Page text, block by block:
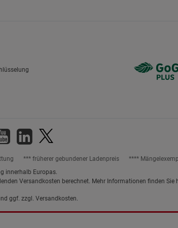
*** früherer gebundener Ladenpreis
****
innerhalb Europas.
Versandkosten berechnet. Mehr Informationen finden Sie
ggf. zzgl. Versandkosten.